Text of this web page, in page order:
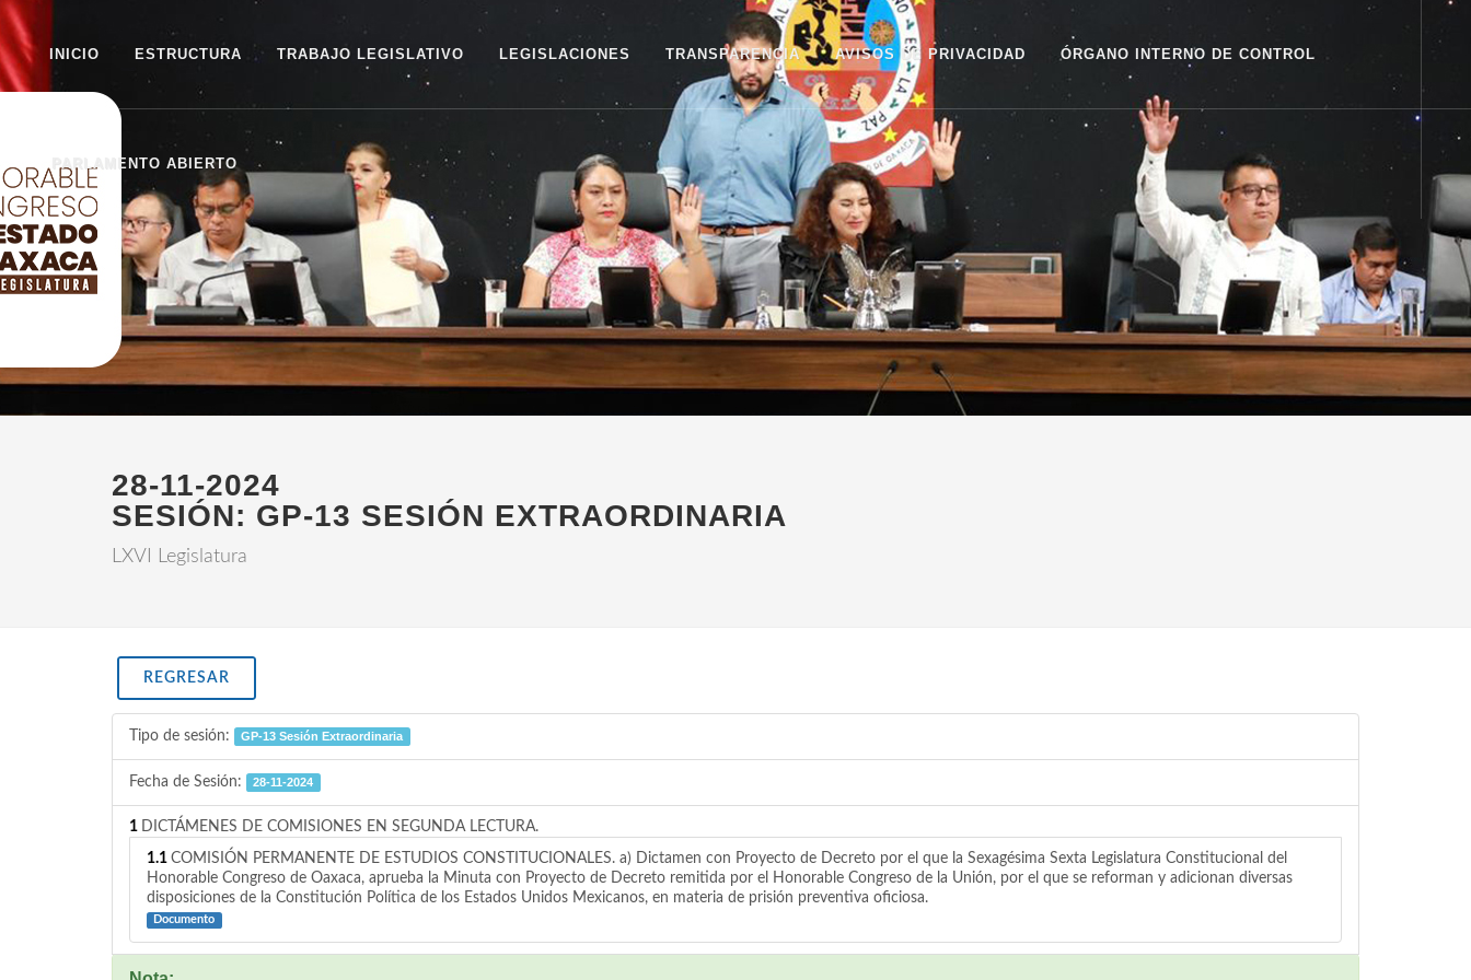
INICIO ESTRUCTURA TRABAJO LEGISLATIVO LEGISLACIONES TRANSPARENCIA AVISOS DE PRIVACIDAD ÓRGANO INTERNO DE CONTROL
PARLAMENTO ABIERTO
28-11-2024
SESIÓN: GP-13 SESIÓN EXTRAORDINARIA
LXVI Legislatura
REGRESAR
Tipo de sesión: GP-13 Sesión Extraordinaria
Fecha de Sesión: 28-11-2024
1 DICTÁMENES DE COMISIONES EN SEGUNDA LECTURA.
1.1 COMISIÓN PERMANENTE DE ESTUDIOS CONSTITUCIONALES. a) Dictamen con Proyecto de Decreto por el que la Sexagésima Sexta Legislatura Constitucional del
Honorable Congreso de Oaxaca, aprueba la Minuta con Proyecto de Decreto remitida por el Honorable Congreso de la Unión, por el que se reforman y adicionan diversas
disposiciones de la Constitución Política de los Estados Unidos Mexicanos, en materia de prisión preventiva oficiosa.
Documento